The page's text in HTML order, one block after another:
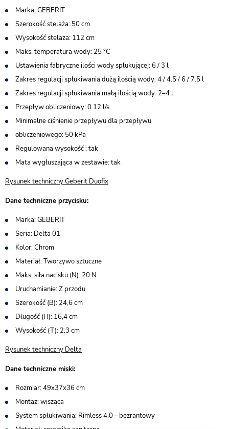
Marka: GEBERIT
Szerokość stelaża: 50 cm
Wysokość stelaża: 112 cm
Maks. temperatura wody: 25 °C
Ustawienia fabryczne ilości wody spłukującej: 6 / 3 l
Zakres regulacji spłukiwania dużą ilością wody: 4 / 4.5 / 6 / 7.5 l
Zakres regulacji spłukiwania małą ilością wody: 2–4 l
Przepływ obliczeniowy: 0.12 l/s
Minimalne ciśnienie przepływu dla przepływu
obliczeniowego: 50 kPa
Regulowana wysokość : tak
Mata wygłuszająca w zestawie: tak
Rysunek techniczny Geberit Duofix
Dane techniczne przycisku:
Marka: GEBERIT
Seria: Delta 01
Kolor: Chrom
Materiał: Tworzywo sztuczne
Maks. siła nacisku (N): 20 N
Uruchamianie: Z przodu
Szerokość (B): 24,6 cm
Długość (H): 16,4 cm
Wysokość (T): 2,3 cm
Rysunek techniczny Delta
Dane techniczne miski:
Rozmiar: 49x37x36 cm
Montaż: wisząca
System spłukiwania: Rimless 4.0 - bezrantowy